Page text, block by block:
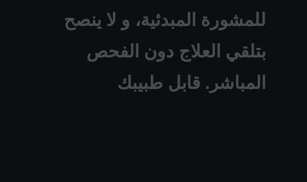
للمشورة المبدئية، و لا ينصح
بتلقي العلاج دون الفحص
المباشر. قابل طبيبك